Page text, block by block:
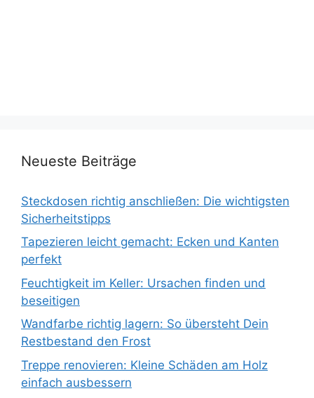
Neueste Beiträge
Steckdosen richtig anschließen: Die wichtigsten
Sicherheitstipps
Tapezieren leicht gemacht: Ecken und Kanten
perfekt
Feuchtigkeit im Keller: Ursachen finden und
beseitigen
Wandfarbe richtig lagern: So übersteht Dein
Restbestand den Frost
Treppe renovieren: Kleine Schäden am Holz
einfach ausbessern